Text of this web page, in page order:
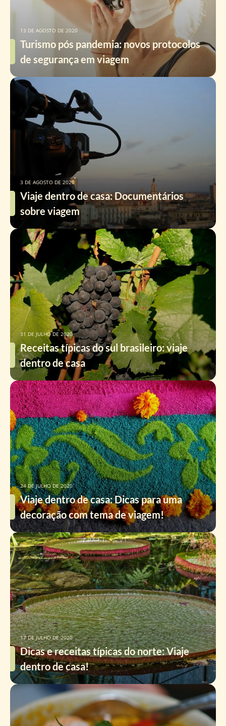
Turismo pós pandemia: novos protocolos
de segurança em viagem
13 DE AGOSTO DE 2020
Viaje dentro de casa: Documentários
sobre viagem
3 DE AGOSTO DE 2020
Receitas típicas do sul brasileiro: viaje
dentro de casa
31 DE JULHO DE 2020
Viaje dentro de casa: Dicas para uma
decoração com tema de viagem!
24 DE JULHO DE 2020
Dicas e receitas típicas do norte: Viaje
dentro de casa!
17 DE JULHO DE 2020